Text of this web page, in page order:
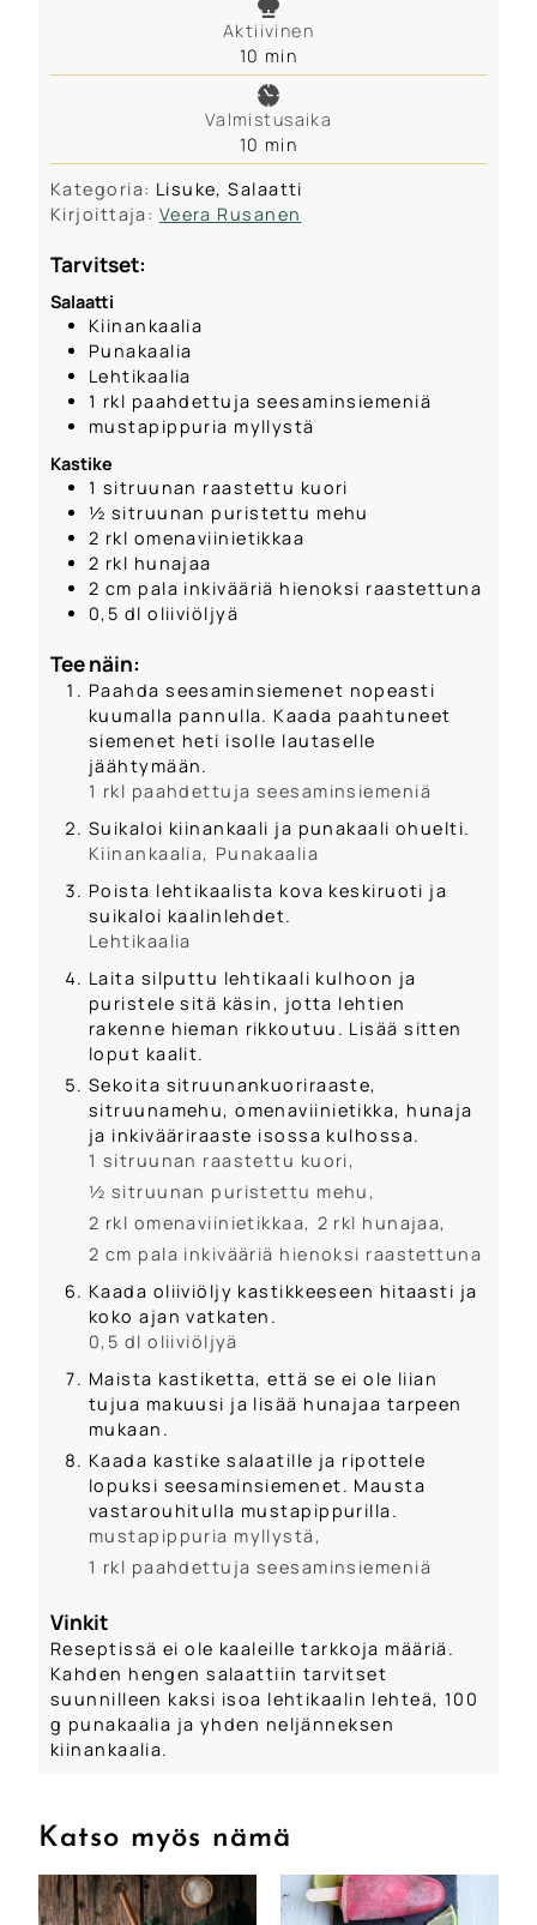
Aktiivinen
10 m
i
n
u
t
e
s
min
Valmistusaika
10 m
i
n
u
min
Kategoria: Lisuke, Salaatti
Kirjoittaja: Veera Rusanen
Tarvitset:
Salaatti
Kiinankaalia
Punakaalia
Lehtikaalia
1 rkl paahdettuja seesaminsiemeniä
mustapippuria myllystä
Kastike
1 sitruunan raastettu kuori
½ sitruunan puristettu mehu
2 rkl omenaviinietikkaa
2 rkl hunajaa
2 cm pala inkivääriä hienoksi raastettuna
0,5 dl oliiviöljyä
Tee näin:
Paahda seesaminsiemenet nopeasti
kuumalla pannulla. Kaada paahtuneet
siemenet heti isolle lautaselle
jäähtymään.
1 rkl paahdettuja seesaminsiemeniä
Suikaloi kiinankaali ja punakaali ohuelti.
Kiinankaalia, Punakaalia
Poista lehtikaalista kova keskiruoti ja
suikaloi kaalinlehdet.
Lehtikaalia
Laita silputtu lehtikaali kulhoon ja
puristele sitä käsin, jotta lehtien
rakenne hieman rikkoutuu. Lisää sitten
loput kaalit.
Sekoita sitruunankuoriraaste,
sitruunamehu, omenaviinietikka, hunaja
ja inkivääriraaste isossa kulhossa.
1 sitruunan raastettu kuori,
½ sitruunan puristettu mehu,
2 rkl omenaviinietikkaa, 2 rkl hunajaa,
2 cm pala inkivääriä hienoksi raastettuna
Kaada oliiviöljy kastikkeeseen hitaasti ja
koko ajan vatkaten.
0,5 dl oliiviöljyä
Maista kastiketta, että se ei ole liian
tujua makuusi ja lisää hunajaa tarpeen
mukaan.
Kaada kastike salaatille ja ripottele
lopuksi seesaminsiemenet. Mausta
vastarouhitulla mustapippurilla.
mustapippuria myllystä,
1 rkl paahdettuja seesaminsiemeniä
Vinkit
Reseptissä ei ole kaaleille tarkkoja määriä.
Kahden hengen salaattiin tarvitset
suunnilleen kaksi isoa lehtikaalin lehteä, 100
g punakaalia ja yhden neljänneksen
kiinankaalia.
Katso myös nämä